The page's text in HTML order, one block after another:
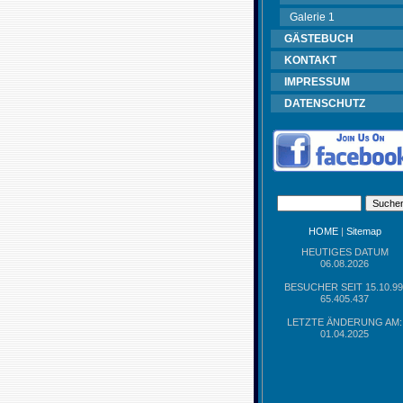
Galerie 1
GÄSTEBUCH
KONTAKT
IMPRESSUM
DATENSCHUTZ
HOME| Sitemap
HEUTIGES DATUM
06.08.2026
BESUCHER SEIT
65.405.437
LETZTE ÄNDERUNG AM:
01.04.2025